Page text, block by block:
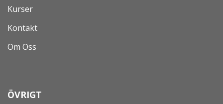
Kurser
Kontakt
Om Oss
ÖVRIGT